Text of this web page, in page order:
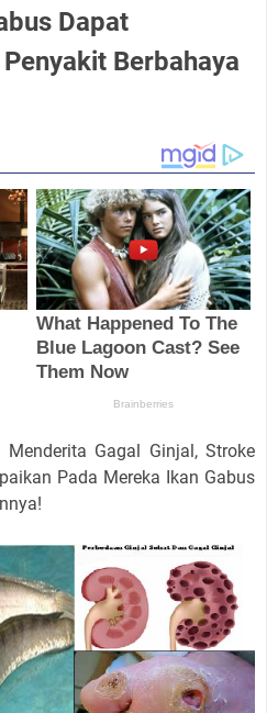
Dapat
Berbahaya
Gagal Ginjal, Stroke
Pada Mereka Ikan Gabus